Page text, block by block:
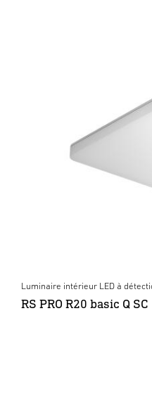
Luminaire intérieur LED à
RS PRO R20 basic Q SC